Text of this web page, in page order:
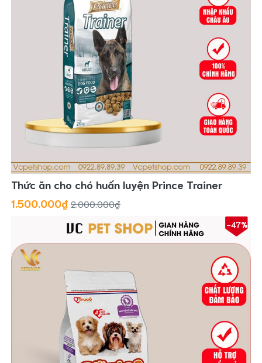
Thức ăn cho chó huấn luyện Prince Trainer
1.500.000₫ 2.000.000₫
-47%